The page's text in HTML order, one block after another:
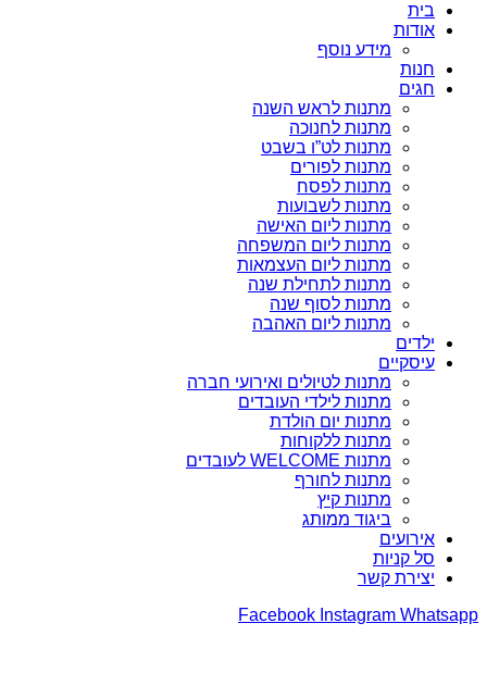
בית
אודות
מידע נוסף
חנות
חגים
מתנות לראש השנה
מתנות לחנוכה
מתנות לט”ו בשבט
מתנות לפורים
מתנות לפסח
מתנות לשבועות
מתנות ליום האישה
מתנות ליום המשפחה
מתנות ליום העצמאות
מתנות לתחילת שנה
מתנות לסוף שנה
מתנות ליום האהבה
ילדים
עיסקיים
מתנות לטיולים ואירועי חברה
מתנות לילדי העובדים
מתנות יום הולדת
מתנות ללקוחות
מתנות WELCOME לעובדים
מתנות לחורף
מתנות קיץ
ביגוד ממותג
אירועים
סל קניות
יצירת קשר
Facebook Instagram Whatsapp